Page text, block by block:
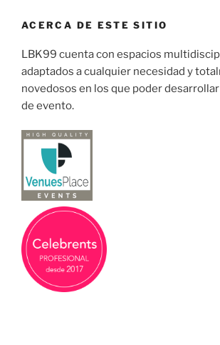
ACERCA DE ESTE SITIO
LBK99 cuenta con espacios
adaptados a cualquier necesidad y
novedosos en los que poder
de evento.